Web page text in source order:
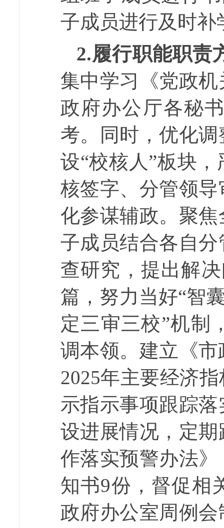
子成员进行及时补
2.履行职能职责
集中学习《党政
政府办公厅各秘
考。同时，优化
设“校核人”板块
核签字、分管领
化参谋辅政。聚
子成员结合各自
查研究，提出解
篇，努力当好“智
定三审三校”机制
调本领。 建立《市
2025年主要经济
示指示事项跟踪
设进展情况，定
作落实预警办法
知书9份，督促相
政府办公室周例